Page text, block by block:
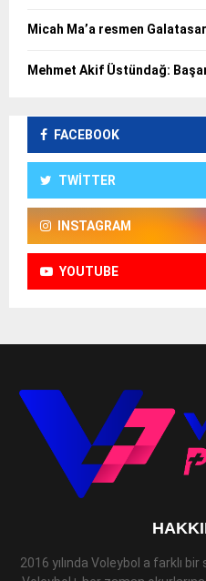
Micah Ma’a resmen
Mehmet Akif Üstündağ:
FACEBOOK
TWITTER
INSTAGRAM
YOUTUBE
2016 yılında Voleybol a farklı